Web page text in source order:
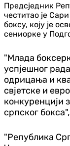
Предсједник
честитао је
боксу, коју је
сениорке у
"Mлада
успјешног
одрицања и
свјетске и
конкуренцији
српског
"Република